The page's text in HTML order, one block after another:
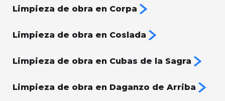
Limpieza de obra en Corpa
Limpieza de obra en Coslada
Limpieza de obra en Cubas de la Sagra
Limpieza de obra en Daganzo de Arriba